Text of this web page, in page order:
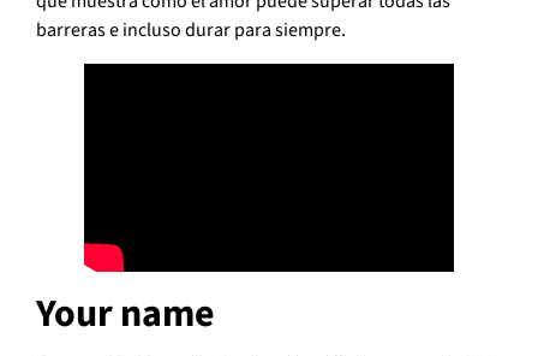
barreras e incluso durar para siempre.
Your name